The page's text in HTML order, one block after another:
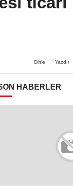
Dinle Yazdır
HABERLER